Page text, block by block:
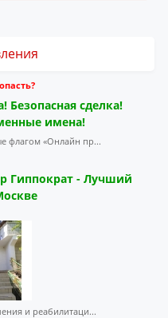
Безопасная сделка!
имена!
флагом «Онлайн пр...
Гиппократ - Лучший
и реабилитаци...